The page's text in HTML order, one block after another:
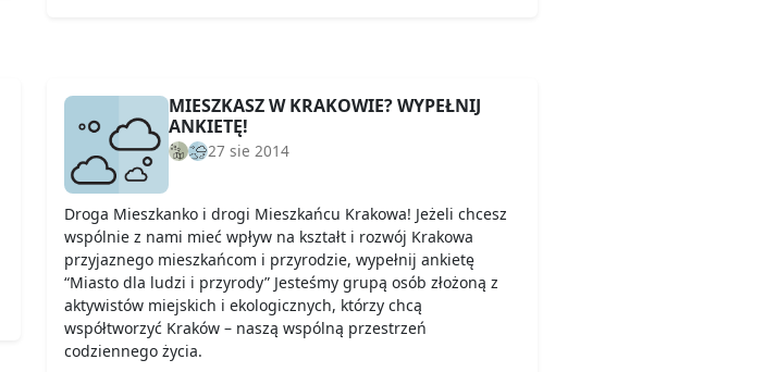
MIESZKASZ W KRAKOWIE? WYPEŁNIJ
ANKIETĘ!
27 sie 2014
Droga Mieszkanko i drogi Mieszkańcu Krakowa! Jeżeli chcesz
wspólnie z nami mieć wpływ na kształt i rozwój Krakowa
przyjaznego mieszkańcom i przyrodzie, wypełnij ankietę
“Miasto dla ludzi i przyrody” Jesteśmy grupą osób złożoną z
aktywistów miejskich i ekologicznych, którzy chcą
współtworzyć Kraków – naszą wspólną przestrzeń
codziennego życia.